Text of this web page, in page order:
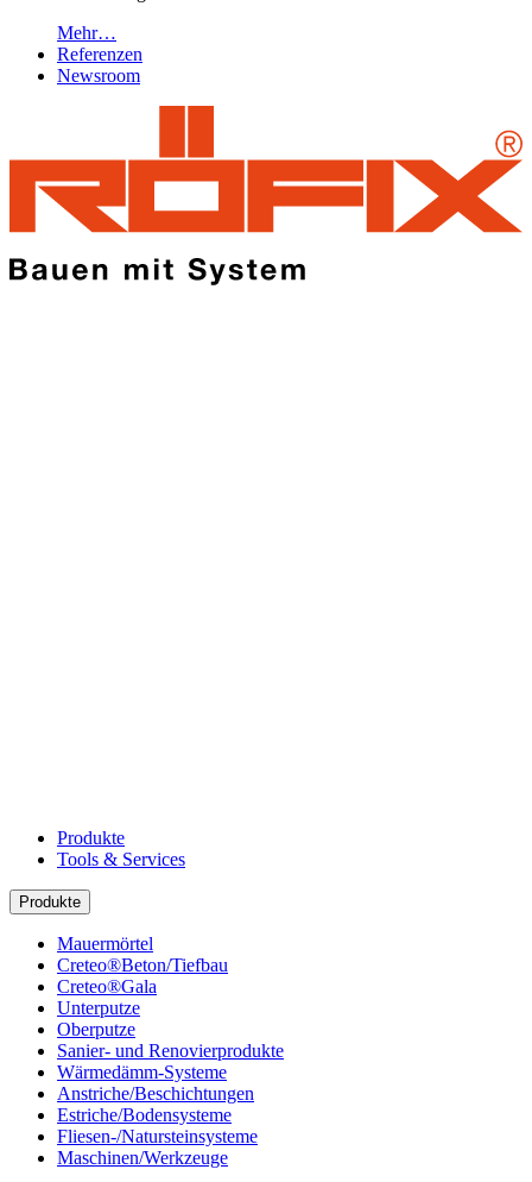
Mehr…
Referenzen
Newsroom
Produkte
Tools & Services
Produkte
Mauermörtel
Creteo®Beton/Tiefbau
Creteo®Gala
Unterputze
Oberputze
Sanier- und Renovierprodukte
Wärmedämm-Systeme
Anstriche/Beschichtungen
Estriche/Bodensysteme
Fliesen-/Natursteinsysteme
Maschinen/Werkzeuge